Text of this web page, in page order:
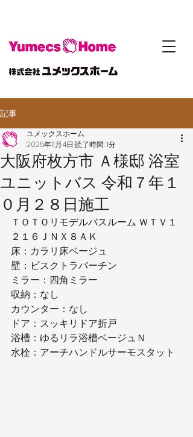
記事
大阪府枚方市 Ａ様邸 浴室
ユニットバス 令和７年１
０月２８日施工
ユメックスホーム
2025年11月4日 読了時間: 1分
ＴＯＴＯリモデルバスルーム ＷＴＶ１
２１６ＪＮＸ８ＡＫ
床：カラリ床ベージュ
壁：ビスクトラバーチン
ミラー：四角ミラー
収納：なし
カウンター：なし
ドア：スッキリドア折戸
浴槽：ゆるリラ浴槽ベージュＮ
水栓：アーチハンドルサーモスタット